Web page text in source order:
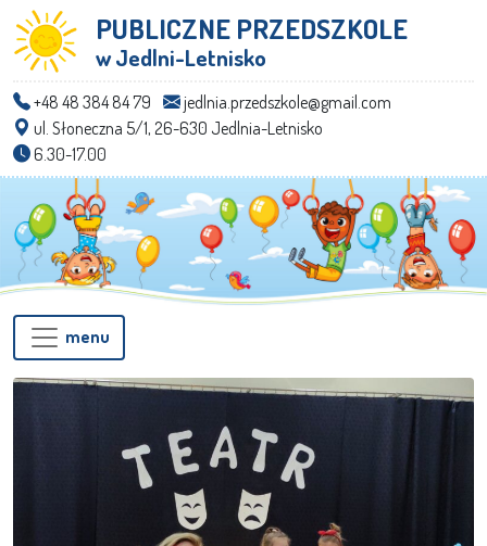
PUBLICZNE PRZEDSZKOLE
w Jedlni-Letnisko
+48 48 384 84 79
jedlnia.przedszkole@gmail.com
ul. Słoneczna 5/1, 26-630 Jedlnia-Letnisko
6.30-17.00
menu